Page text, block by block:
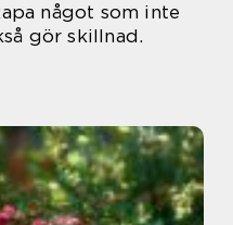
något som inte
gör skillnad.